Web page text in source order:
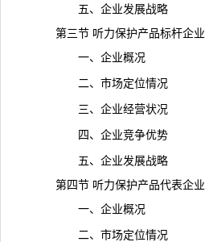
五、企业发展战略
第三节 听力保护产品标杆企业
一、企业概况
二、市场定位情况
三、企业经营状况
四、企业竞争优势
五、企业发展战略
第四节 听力保护产品代表企业
一、企业概况
二、市场定位情况